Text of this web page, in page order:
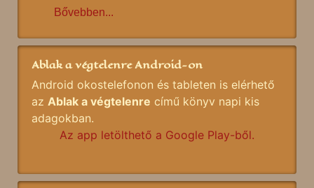
Bővebben...
Ablak a végtelenre Android-on
Android okostelefonon és tableten is elérhető
az Ablak a végtelenre című könyv napi kis
adagokban.
Az app letölthető a Google Play-ből.